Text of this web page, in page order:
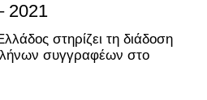
2021
στηρίζει τη διάδοση
συγγραφέων στο